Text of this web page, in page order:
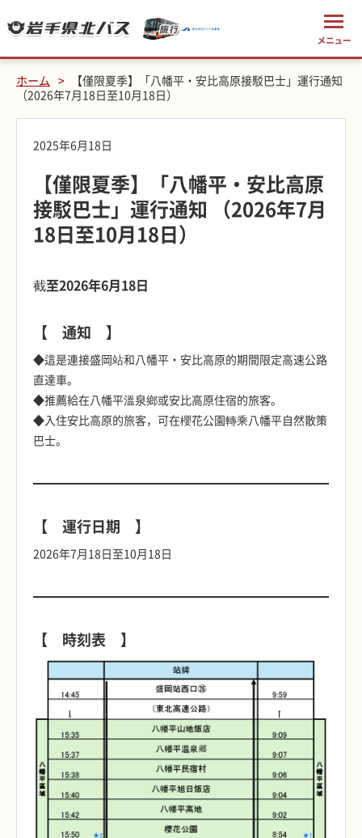
ホーム
【僅限夏季】「八幡平・安比高原接駁巴士」運行通知
（2026年7月18日至10月18日）
2025年6月18日
【僅限夏季】「八幡平・安比高原
接駁巴士」運行通知 （2026年7月
18日至10月18日）
截至2026年6月18日
【 通知 】
◆這是連接盛岡站和八幡平・安比高原的期間限定高速公路
直達車。
◆推薦給在八幡平溫泉鄉或安比高原住宿的旅客。
◆入住安比高原的旅客，可在櫻花公園轉乘八幡平自然散策
巴士。
【 運行日期 】
2026年7月18日至10月18日
【 時刻表 】